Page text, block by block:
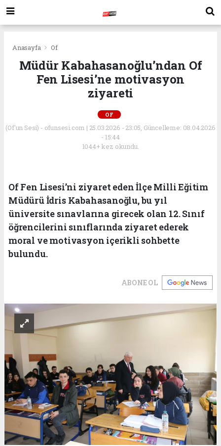
Anasayfa Of
Müdür Kabahasanoğlu’ndan Of
Fen Lisesi’ne motivasyon
ziyareti
OF
(Of'un Sesi) - ofunsesi.com | 25.03.2026 - 23:05, Güncelleme: 08.04.2026
- 15:44
1044+ kez okundu.
Of Fen Lisesi’ni ziyaret eden İlçe Milli Eğitim
Müdürü İdris Kabahasanoğlu, bu yıl
üniversite sınavlarına girecek olan 12. Sınıf
öğrencilerini sınıflarında ziyaret ederek
moral ve motivasyon içerikli sohbette
bulundu.
ABONE OL